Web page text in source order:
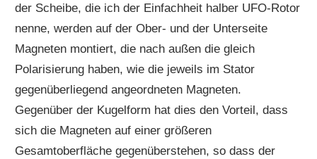
der Scheibe, die ich der Einfachheit halber UFO-Rotor
nenne, werden auf der Ober- und der Unterseite
Magneten montiert, die nach außen die gleich
Polarisierung haben, wie die jeweils im Stator
gegenüberliegend angeordneten Magneten.
Gegenüber der Kugelform hat dies den Vorteil, dass
sich die Magneten auf einer größeren
Gesamtoberfläche gegenüberstehen, so dass der